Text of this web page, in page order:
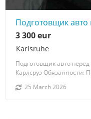
Подготовщик
Karlsruhe
3 300 eur
Подготовщик авто
Карлсруэ Обязанности:
25 March 2026